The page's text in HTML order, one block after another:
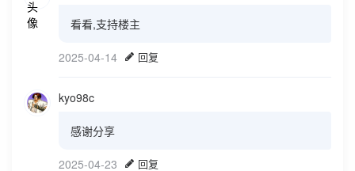
看看,支持楼主
2025-04-14 回复
kyo98c
感谢分享
2025-04-23 回复